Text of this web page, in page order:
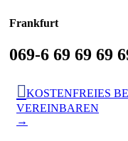
Frankfurt
069-6 69 69 69
KOSTENFREIES
VEREINBAREN
→